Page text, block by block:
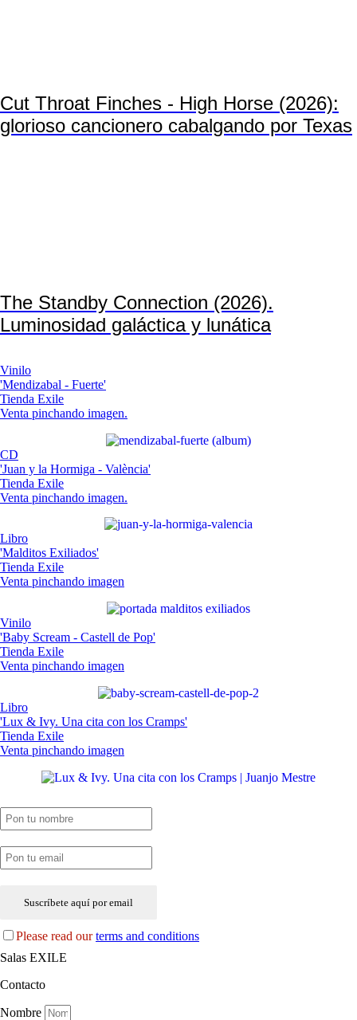
Cut Throat Finches - High Horse (2026):
glorioso cancionero cabalgando por Texas
The Standby Connection (2026).
Luminosidad galáctica y lunática
Vinilo
'Mendizabal - Fuerte'
Tienda Exile
Venta pinchando imagen.
CD
'Juan y la Hormiga - València'
Tienda Exile
Venta pinchando imagen.
Libro
'Malditos Exiliados'
Tienda Exile
Venta pinchando imagen
Vinilo
'Baby Scream - Castell de Pop'
Tienda Exile
Venta pinchando imagen
Libro
'Lux & Ivy. Una cita con los Cramps'
Tienda Exile
Venta pinchando imagen
Please read ourterms and conditions
Salas EXILE
Contacto
Nombre